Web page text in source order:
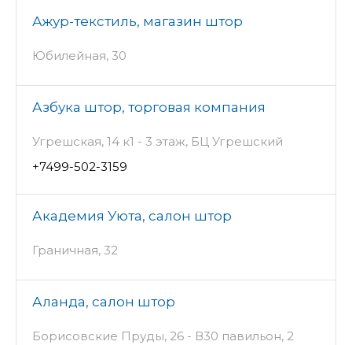
Ажур-текстиль, магазин штор
Юбилейная, 30
Азбука штор, торговая компания
Угрешская, 14 к1 - 3 этаж, БЦ Угрешский
+7499-502-3159
Академия Уюта, салон штор
Граничная, 32
Аланда, салон штор
Борисовские Пруды, 26 - В30 павильон, 2